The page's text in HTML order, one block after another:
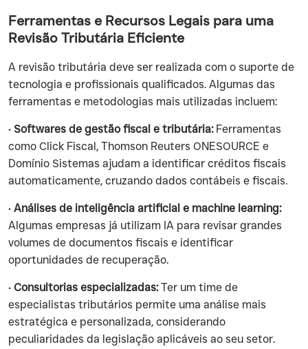
Ferramentas e Recursos Legais para uma
Revisão Tributária Eficiente
A revisão tributária deve ser realizada com o suporte de
tecnologia e profissionais qualificados. Algumas das
ferramentas e metodologias mais utilizadas incluem:
• Softwares de gestão fiscal e tributária: Ferramentas
como Click Fiscal, Thomson Reuters ONESOURCE e
Domínio Sistemas ajudam a identificar créditos fiscais
automaticamente, cruzando dados contábeis e fiscais.
• Análises de inteligência artificial e machine learning:
Algumas empresas já utilizam IA para revisar grandes
volumes de documentos fiscais e identificar
oportunidades de recuperação.
• Consultorias especializadas:Ter um time de
especialistas tributários permite uma análise mais
estratégica e personalizada, considerando
peculiaridades da legislação aplicáveis ao seu setor.